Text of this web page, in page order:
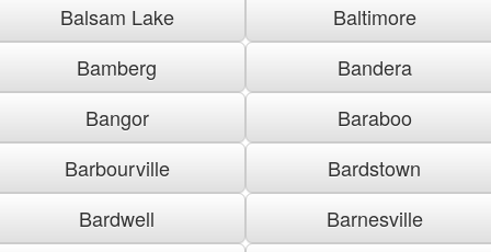
Balsam Lake
Baltimore
Bamberg
Bandera
Bangor
Baraboo
Barbourville
Bardstown
Bardwell
Barnesville